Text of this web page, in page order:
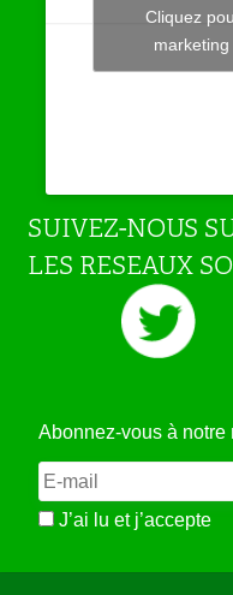
Cliquez
SUIVEZ-NOUS
LES RESEAUX
Abonnez-vous à notre
J’ai lu et j’accepte